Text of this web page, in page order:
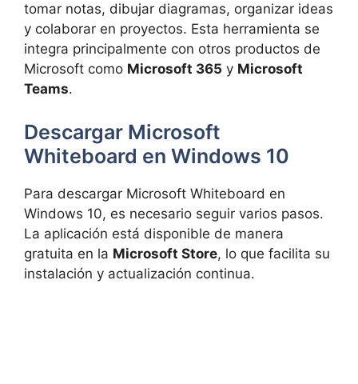
tomar notas, dibujar diagramas, organizar ideas
y colaborar en proyectos. Esta herramienta se
integra principalmente con otros productos de
Microsoft como Microsoft 365 y Microsoft
Teams.
Descargar Microsoft
Whiteboard en Windows 10
Para descargar Microsoft Whiteboard en
Windows 10, es necesario seguir varios pasos.
La aplicación está disponible de manera
gratuita en la Microsoft Store, lo que facilita su
instalación y actualización continua.